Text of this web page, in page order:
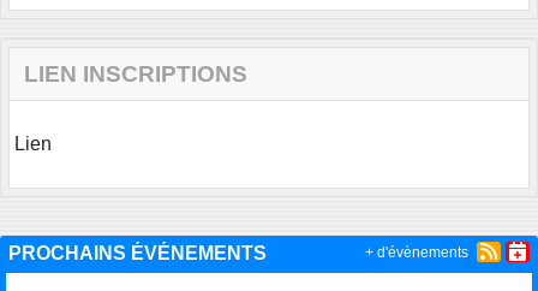
LIEN INSCRIPTIONS
Lien
PROCHAINS ÉVÉNEMENTS + d'évènements